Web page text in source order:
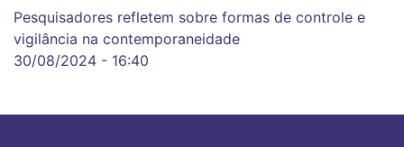
Pesquisadores refletem sobre formas de controle e
vigilância na contemporaneidade
30/08/2024 - 16:40